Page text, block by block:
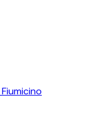
Fiumicino